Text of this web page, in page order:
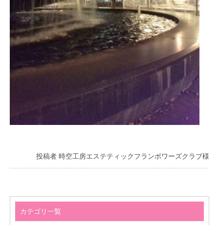
投稿者 時空工房エステティックフランボワーズクラブ様
カテゴリ一覧